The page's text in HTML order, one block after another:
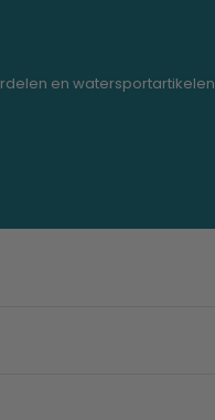
en watersportartikelen